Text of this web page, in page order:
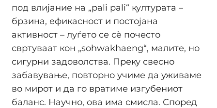
под влијание на „pali pali“ културата –
брзина, ефикасност и постојана
активност – луѓето се сè почесто
свртуваат кон „sohwakhaeng“, малите, но
сигурни задоволства. Преку свесно
забавување, повторно учиме да уживаме
во мирот и да го вратиме изгубениот
баланс. Научно, ова има смисла. Според